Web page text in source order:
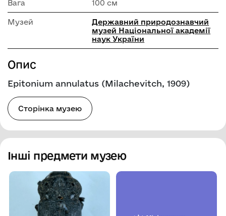
Вага 100 см
Музей
Державний природознавчий
музей Національної академії
наук України
Опис
Epitonium annulatus (Milachevitch, 1909)
Сторінка музею
Інші предмети музею